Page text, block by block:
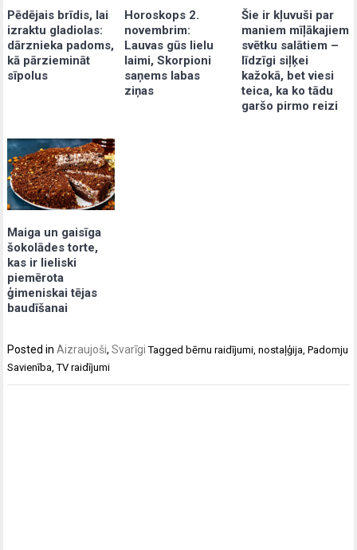
Pēdējais brīdis, lai
izraktu gladiolas:
dārznieka padoms,
kā pārziemināt
sīpolus
Horoskops 2.
novembrim:
Lauvas gūs lielu
laimi, Skorpioni
saņems labas
ziņas
Šie ir kļuvuši par
maniem mīļākajiem
svētku salātiem –
līdzīgi siļķei
kažokā, bet viesi
teica, ka ko tādu
garšo pirmo reizi
Maiga un gaisīga
šokolādes torte,
kas ir lieliski
piemērota
ģimeniskai tējas
baudīšanai
Posted inAizraujoši,Svarīgi Tagged bērnu raidījumi,nostaļģija,Padomju
Savienība,TV raidījumi